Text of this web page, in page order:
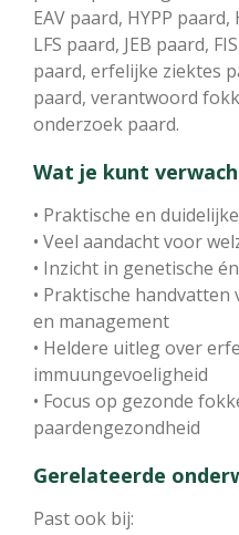
EAV paard, HYPP paard,
LFS paard, JEB paard,
paard, erfelijke ziektes
paard, verantwoord
onderzoek paard.
Wat je kunt
• Praktische en
• Veel aandacht voor
• Inzicht in genetische
• Praktische
en management
• Heldere uitleg over
immuungevoeligheid
• Focus op gezonde
paardengezondheid
Gerelateerde
Past ook bij: